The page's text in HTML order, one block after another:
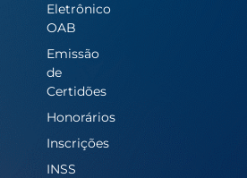
Eletrônico
OAB
Emissão
de
Certidões
Honorários
Inscrições
INSS